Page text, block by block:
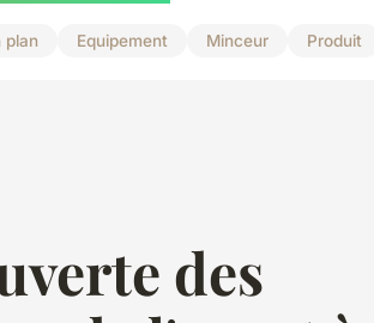
plan Equipement Minceur Produit
des